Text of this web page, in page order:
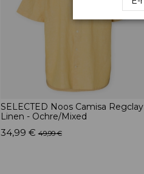
SELECTED Noos Camisa Regclay
Linen - Ochre/Mixed
34,99 € 49,99 €